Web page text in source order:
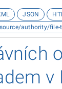
JSON
authority/file-
v